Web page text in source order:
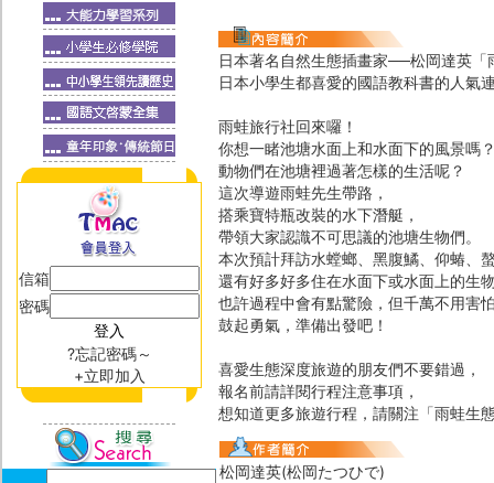
信箱
密碼
?忘記密碼～
+立即加入
日本著名自然生態插畫家──松岡達英
日本小學生都喜愛的國語教科書的人氣
雨蛙旅行社回來囉！
你想一睹池塘水面上和水面下的風景嗎
動物們在池塘裡過著怎樣的生活呢？
這次導遊雨蛙先生帶路，
搭乘寶特瓶改裝的水下潛艇，
帶領大家認識不可思議的池塘生物們。
本次預計拜訪水螳螂、黑腹鱊、仰蝽、
還有好多好多住在水面下或水面上的生
也許過程中會有點驚險，但千萬不用害
鼓起勇氣，準備出發吧！
喜愛生態深度旅遊的朋友們不要錯過，
報名前請詳閱行程注意事項，
想知道更多旅遊行程，請關注「雨蛙生
松岡達英(松岡たつひで)